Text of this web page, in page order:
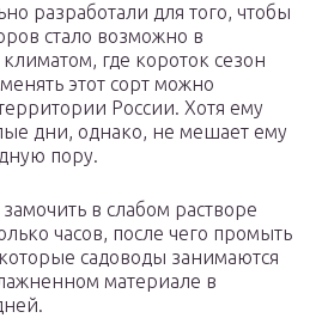
разработали для того, чтобы
стало возможно в
где короток сезон
этот сорт можно
России. Хотя ему
дни, однако, не мешает ему
пору.
в слабом растворе
часов, после чего промыть
садоводы занимаются
материале в